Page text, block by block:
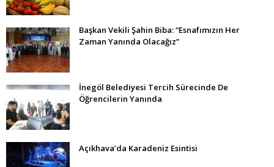
Başkan Vekili Şahin Biba: “Esnafımızın Her
Zaman Yanında Olacağız”
İnegöl Belediyesi Tercih Sürecinde De
Öğrencilerin Yanında
Açıkhava’da Karadeniz Esintisi